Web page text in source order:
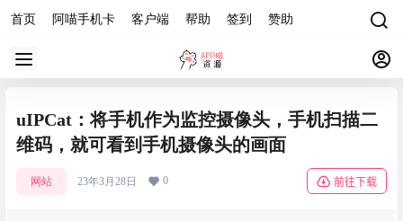
首页 阿喵手机卡 客户端 帮助 签到 赞助
uIPCat：将手机作为监控摄像头，手机扫描二
维码，就可看到手机摄像头的画面
网站 23年3月28日 0 前往下载